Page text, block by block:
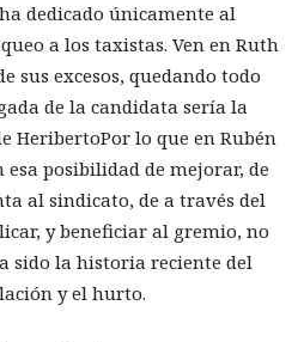
dedicado únicamente al
a los taxistas. Ven en Ruth
sus excesos, quedando todo
de la candidata sería la
HeribertoPor lo que en Rubén
posibilidad de mejorar, de
al sindicato, de a través del
y beneficiar al gremio, no
sido la historia reciente del
y el hurto.